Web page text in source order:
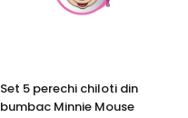
Set 5 perechi chiloti din
bumbac Minnie Mouse